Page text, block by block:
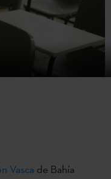
Vasca de Bahía